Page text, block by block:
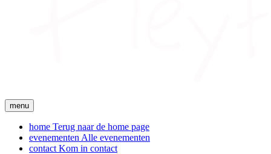
menu
home Terug naar de home page
evenementen Alle evenementen
contact Kom in contact